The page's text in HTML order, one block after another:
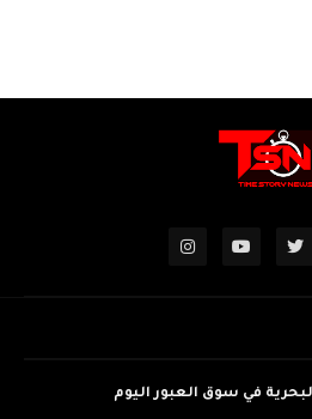
في سوق العبور اليوم